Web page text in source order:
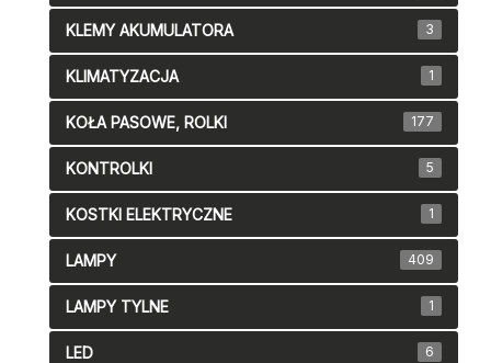
KLEMY AKUMULATORA 3
KLIMATYZACJA 1
KOŁA PASOWE, ROLKI 177
KONTROLKI 5
KOSTKI ELEKTRYCZNE 1
LAMPY 409
LAMPY TYLNE 1
LED 6